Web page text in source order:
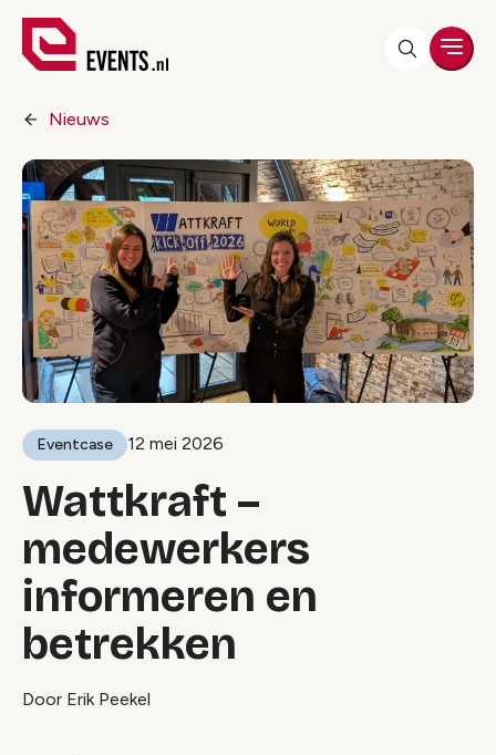
Nieuws
Eventcase 12 mei 2026
Wattkraft –
medewerkers
informeren en
betrekken
Door Erik Peekel